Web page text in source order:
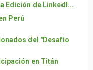
Edición de LinkedI...
Perú
del "Desafío
en Titán